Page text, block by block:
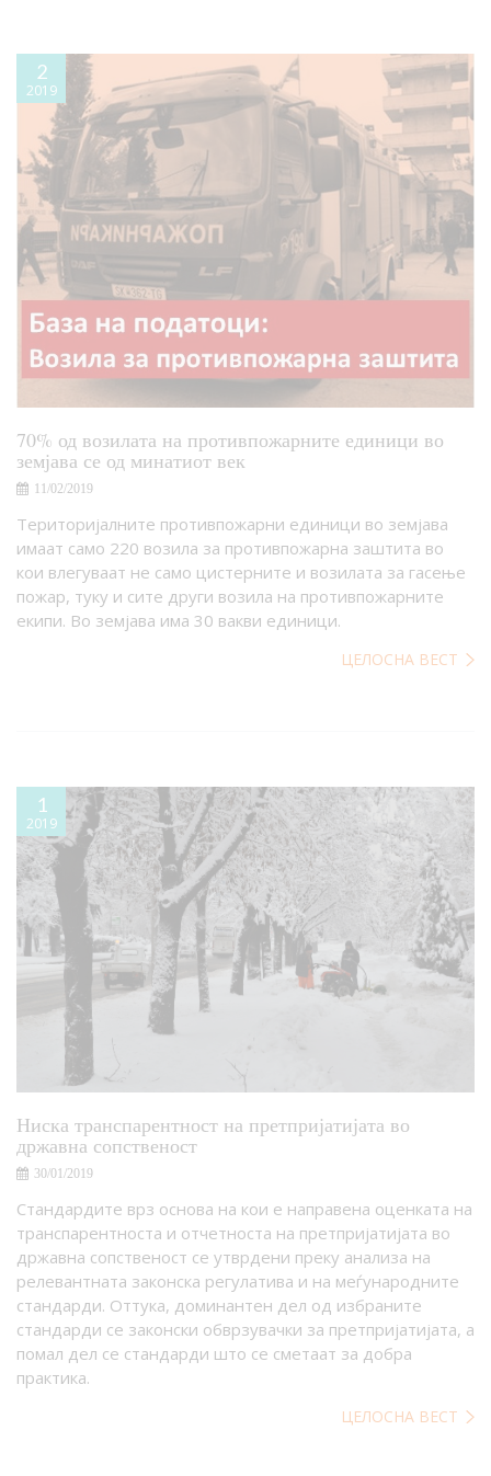
2
2019
70% од возилата на противпожарните единици во
земјава се од минатиот век
11/02/2019
Територијалните противпожарни единици во земјава
имаат само 220 возила за противпожарна заштита во
кои влегуваат не само цистерните и возилата за гасење
пожар, туку и сите други возила на противпожарните
екипи. Во земјава има 30 вакви единици.
ЦЕЛОСНА ВЕСТ
1
2019
Ниска транспарентност на претпријатијата во
државна сопственост
30/01/2019
Стандардите врз основа на кои е направена оценката на
транспарентноста и отчетноста на претпријатијата во
државна сопственост се утврдени преку анализа на
релевантната законска регулатива и на меѓународните
стандарди. Оттука, доминантен дел од избраните
стандарди се законски обврзувачки за претпријатијата, а
помал дел се стандарди што се сметаат за добра
практика.
ЦЕЛОСНА ВЕСТ